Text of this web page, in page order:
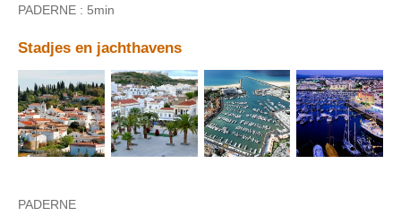
PADERNE : 5min
Stadjes en jachthavens
PADERNE